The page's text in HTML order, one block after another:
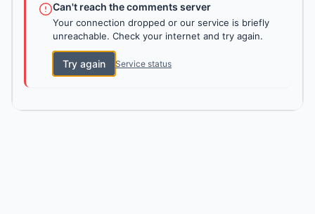
Can't reach the comments server
Your connection dropped or our service is briefly
unreachable. Check your internet and try again.
Try again Service status